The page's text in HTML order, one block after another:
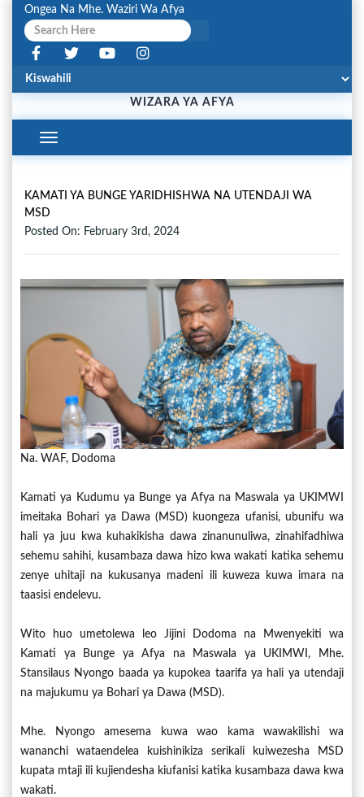
Ongea Na Mhe. Waziri Wa Afya
WIZARA YA AFYA
Toggle
Navigation
KAMATI YA BUNGE YARIDHISHWA NA UTENDAJI WA
MSD
Posted On: February 3rd, 2024
Na. WAF, Dodoma
Kamati ya Kudumu ya Bunge ya Afya na Maswala ya UKIMWI
imeitaka Bohari ya Dawa (MSD) kuongeza ufanisi, ubunifu wa
hali ya juu kwa kuhakikisha dawa zinanunuliwa, zinahifadhiwa
sehemu sahihi, kusambaza dawa hizo kwa wakati katika sehemu
zenye uhitaji na kukusanya madeni ili kuweza kuwa imara na
taasisi endelevu.
Wito huo umetolewa leo Jijini Dodoma na Mwenyekiti wa
Kamati ya Bunge ya Afya na Maswala ya UKIMWI, Mhe.
Stansilaus Nyongo baada ya kupokea taarifa ya hali ya utendaji
na majukumu ya Bohari ya Dawa (MSD).
Mhe. Nyongo amesema kuwa wao kama wawakilishi wa
wananchi wataendelea kuishinikiza serikali kuiwezesha MSD
kupata mtaji ili kujiendesha kiufanisi katika kusambaza dawa kwa
wakati.